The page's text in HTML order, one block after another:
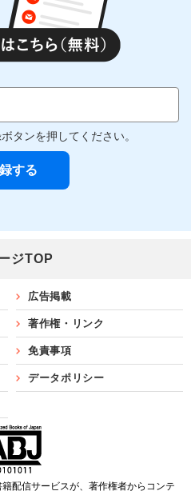
タンを押してください。
ジTOP
広告掲載
著作権・リンク
免責事項
データポリシー
配信サービスが、著作権者からコンテ